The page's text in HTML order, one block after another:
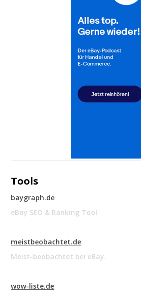
Tools
baygraph.de
eBay SEO & Ranking Tool
meistbeobachtet.de
Meist-beobachtet bei eBay.
wow-liste.de